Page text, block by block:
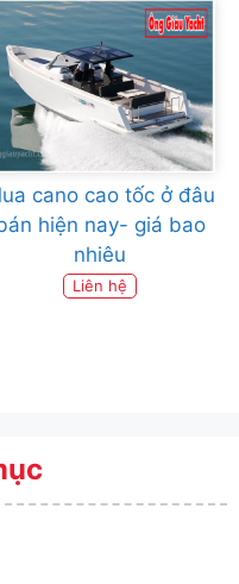
cano cao tốc ở đâu
hiện nay- giá bao
nhiêu
Liên hệ